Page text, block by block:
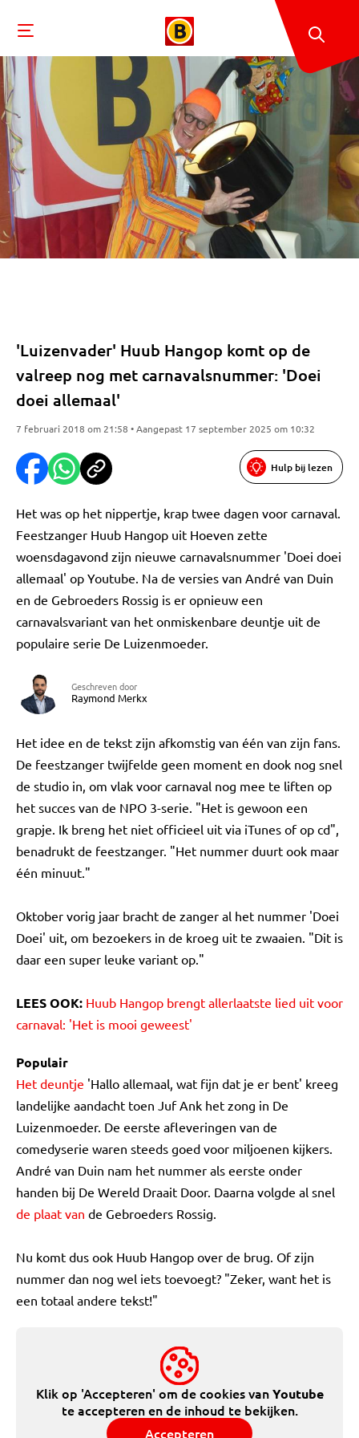
'Luizenvader' Huub Hangop komt op de
valreep nog met carnavalsnummer: 'Doei
doei allemaal'
7 februari 2018 om 21:58 • Aangepast 17 september 2025 om 10:32
Hulp bij lezen
Het was op het nippertje, krap twee dagen voor carnaval.
Feestzanger Huub Hangop uit Hoeven zette
woensdagavond zijn nieuwe carnavalsnummer 'Doei doei
allemaal' op Youtube. Na de versies van André van Duin
en de Gebroeders Rossig is er opnieuw een
carnavalsvariant van het onmiskenbare deuntje uit de
populaire serie De Luizenmoeder.
Geschreven door
Raymond Merkx
Het idee en de tekst zijn afkomstig van één van zijn fans.
De feestzanger twijfelde geen moment en dook nog snel
de studio in, om vlak voor carnaval nog mee te liften op
het succes van de NPO 3-serie. "Het is gewoon een
grapje. Ik breng het niet officieel uit via iTunes of op cd",
benadrukt de feestzanger. "Het nummer duurt ook maar
één minuut."
Oktober vorig jaar bracht de zanger al het nummer 'Doei
Doei' uit, om bezoekers in de kroeg uit te zwaaien. "Dit is
daar een super leuke variant op."
LEES OOK: Huub Hangop brengt allerlaatste lied uit voor
carnaval: 'Het is mooi geweest'
Populair
Het deuntje 'Hallo allemaal, wat fijn dat je er bent' kreeg
landelijke aandacht toen Juf Ank het zong in De
Luizenmoeder. De eerste afleveringen van de
comedyserie waren steeds goed voor miljoenen kijkers.
André van Duin nam het nummer als eerste onder
handen bij De Wereld Draait Door. Daarna volgde al snel
de plaat van de Gebroeders Rossig.
Nu komt dus ook Huub Hangop over de brug. Of zijn
nummer dan nog wel iets toevoegt? "Zeker, want het is
een totaal andere tekst!"
Klik op 'Accepteren' om de cookies vanYoutube
te accepteren en de inhoud te bekijken.
Accepteren